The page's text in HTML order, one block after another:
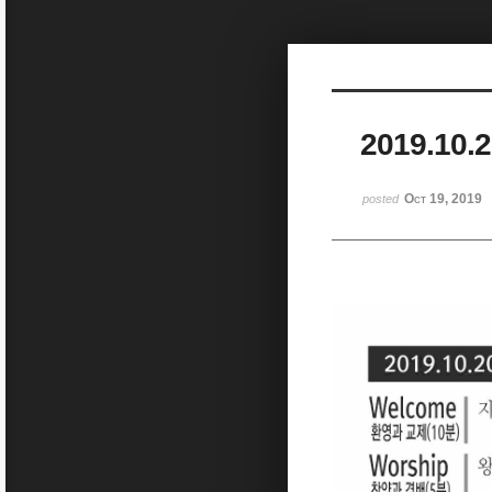
posted Oct 19, 2019
Sketchbook5, 스케치북5
Sketchbook5, 스케치북5